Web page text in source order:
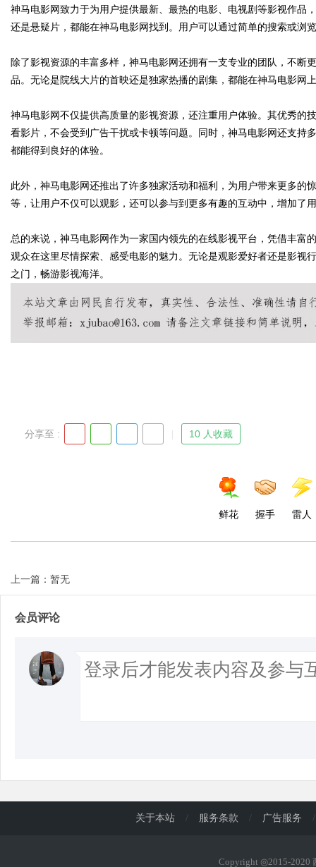
ar
d
神马电影网致力于为用户提供最新、最热的电影、电视剧等影视作品
还是悬疑片，都能在神马电影网找到。用户可以通过简单的搜索或浏
除了影视资源的丰富多样，神马电影网还拥有一支专业的团队，不断
品。无论是院线大片的首映还是独家热播的剧集，都能在神马电影网
神马电影网不仅提供高质量的影视资源，还注重用户体验。其优秀的
看影片，不会受到广告干扰或卡顿等问题。同时，神马电影网还支持
都能得到良好的体验。
此外，神马电影网还推出了许多独家活动和福利，为用户带来更多的
等，让用户不仅可以观影，还可以参与到更多有趣的互动中，增加了
总的来说，神马电影网作为一家国内领先的在线影视平台，凭借丰富
观众在这里尽情探索、感受电影的魅力。无论是观影爱好者还是影视
之门，畅游影视海洋。
分享至 : 10 人收藏
鲜花 握手 雷人
上一篇：暂无
会员评论
关于本站 / 服务条款 / 广告服务 /
Copyright ◎2015-2020